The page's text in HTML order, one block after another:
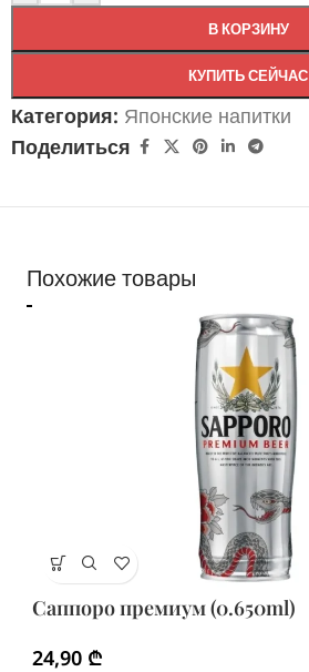
В КОРЗИНУ
КУПИТЬ СЕЙЧАС
Категория: Японские напитки
Поделиться
Похожие товары
Саппоро премиум (0.650ml)
24,90 ₾